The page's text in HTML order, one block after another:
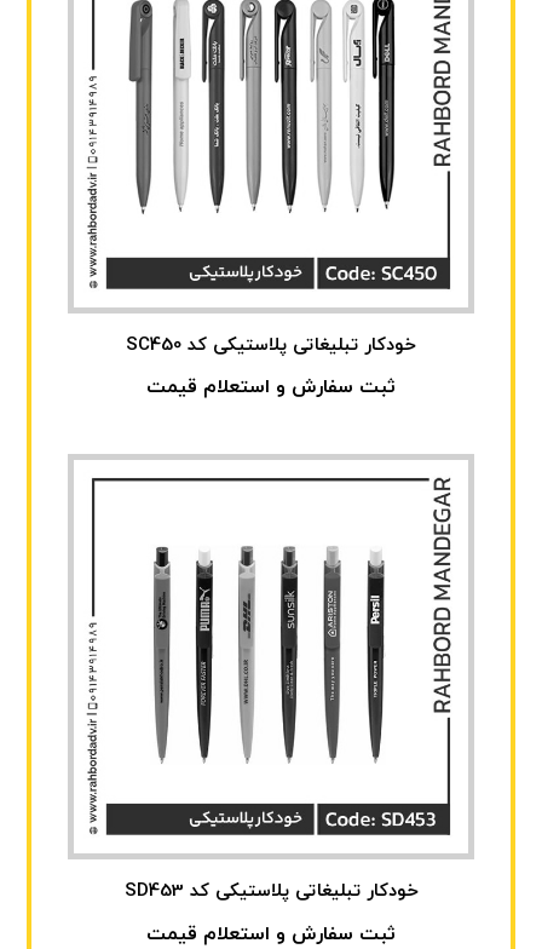
خودکار تبلیغاتی پلاستیکی کد SC450
ثبت سفارش و استعلام قیمت
خودکار تبلیغاتی پلاستیکی کد SD453
ثبت سفارش و استعلام قیمت